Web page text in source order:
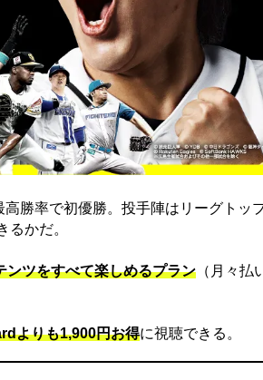
勝率で初優勝。投手陣はリーグトッ
かだ。
ツをすべて楽しめるプラン （月々払
よりも1,900円お得に視聴できる。